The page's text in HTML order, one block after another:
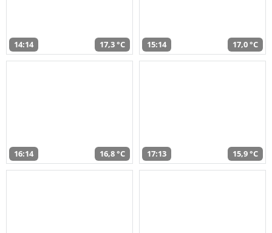
14:14 17,3 °C 15:14 17,0 °C
16:14 16,8 °C 17:13 15,9 °C